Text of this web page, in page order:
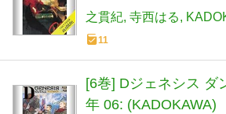
之貫紀 寺西はる
11
[6巻] Dジェネシス ダ
年 06: (KADOKAWA)